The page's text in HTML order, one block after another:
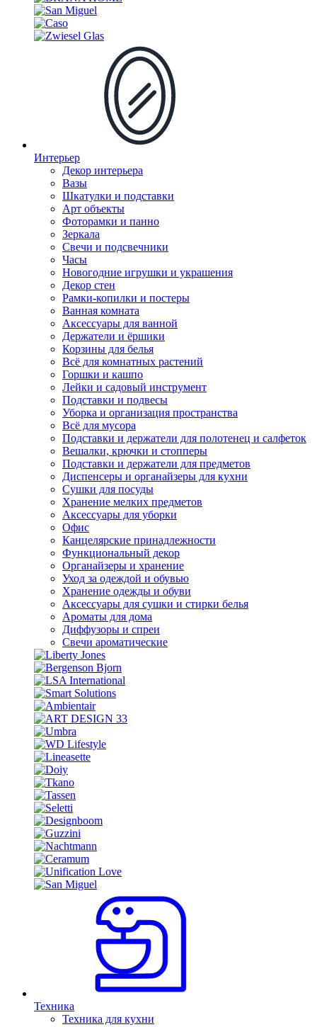
Интерьер
Декор интерьера
Вазы
Шкатулки и подставки
Арт объекты
Фоторамки и панно
Зеркала
Свечи и подсвечники
Часы
Новогодние игрушки и украшения
Декор стен
Рамки-копилки и постеры
Ванная комната
Аксессуары для ванной
Держатели и ёршики
Корзины для белья
Всё для комнатных растений
Горшки и кашпо
Лейки и садовый инструмент
Подставки и подвесы
Уборка и организация пространства
Всё для мусора
Подставки и держатели для полотенец и салфеток
Вешалки, крючки и стопперы
Подставки и держатели для предметов
Диспенсеры и органайзеры для кухни
Сушки для посуды
Хранение мелких предметов
Аксессуары для уборки
Офис
Канцелярские принадлежности
Функциональный декор
Органайзеры и хранение
Уход за одеждой и обувью
Хранение одежды и обуви
Аксессуары для сушки и стирки белья
Ароматы для дома
Диффузоры и спреи
Свечи ароматические
Техника
Техника для кухни